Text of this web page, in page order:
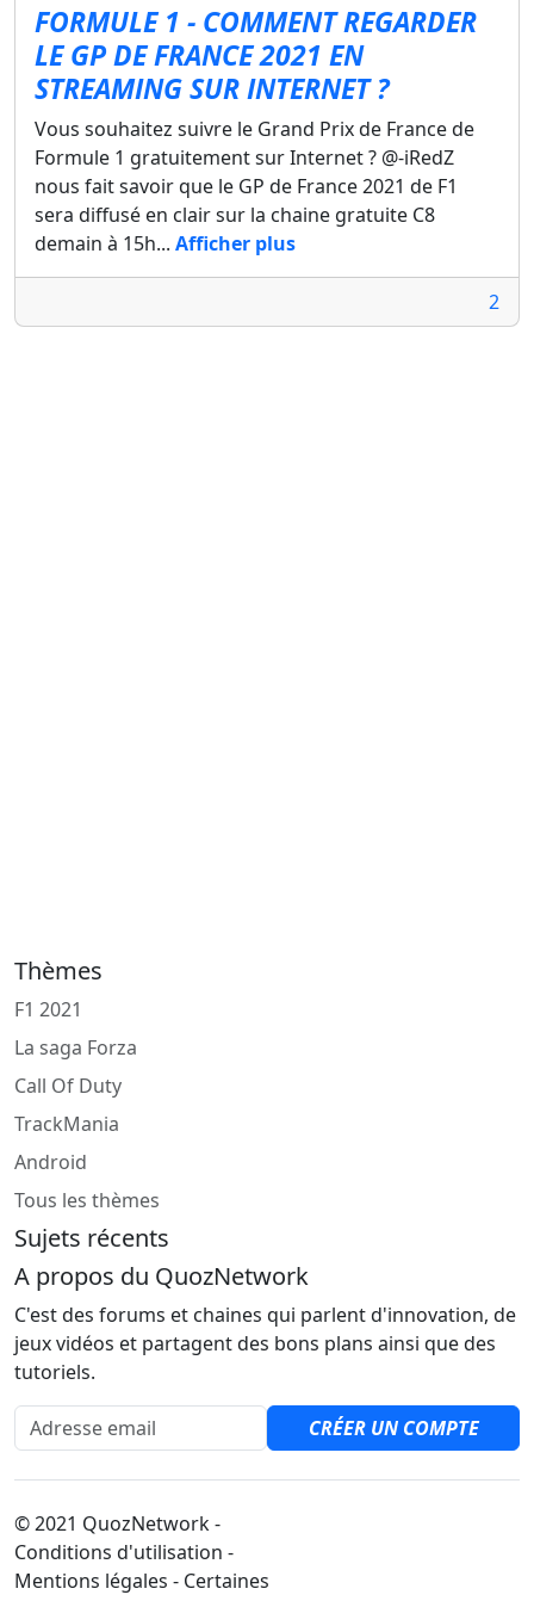
FORMULE 1 - COMMENT REGARDER
LE GP DE FRANCE 2021 EN
STREAMING SUR INTERNET ?
Vous souhaitez suivre le Grand Prix de France de
Formule 1 gratuitement sur Internet ? @-iRedZ
nous fait savoir que le GP de France 2021 de F1
sera diffusé en clair sur la chaine gratuite C8
demain à 15h... Afficher plus
2
Thèmes
F1 2021
La saga Forza
Call Of Duty
TrackMania
Android
Tous les thèmes
Sujets récents
A propos du QuozNetwork
C'est des forums et chaines qui parlent d'innovation, de
jeux vidéos et partagent des bons plans ainsi que des
tutoriels.
Adresse email
CRÉER UN COMPTE
© 2021 QuozNetwork -
Conditions d'utilisation -
Mentions légales - Certaines